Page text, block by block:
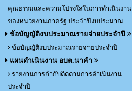
คุณธรรมและความโปร่งใสในการดำเนินงาน
ของหน่วยงานภาครัฐ ประจำปีงบประมาณ
ข้อบัญญัติงบประมาณรายจ่ายประจำปี
ข้อบัญญัติงบประมาณรายจ่ายประจำปี
แผนดำเนินงาน อบต.นาคำ
รายงานการกำกับติดตามการดำเนินงาน
ประจำปี